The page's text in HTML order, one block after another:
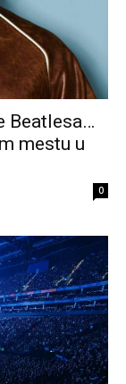
Beatlesa…
mestu u
0